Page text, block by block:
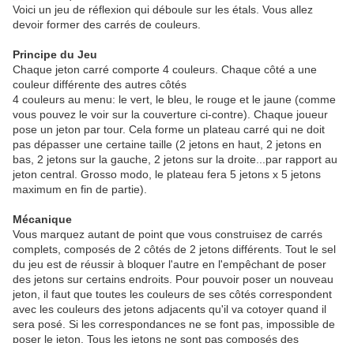
Voici un jeu de réflexion qui déboule sur les étals. Vous allez
devoir former des carrés de couleurs.
Principe du Jeu
Chaque jeton carré comporte 4 couleurs. Chaque côté a une
couleur différente des autres côtés
4 couleurs au menu: le vert, le bleu, le rouge et le jaune (comme
vous pouvez le voir sur la couverture ci-contre). Chaque joueur
pose un jeton par tour. Cela forme un plateau carré qui ne doit
pas dépasser une certaine taille (2 jetons en haut, 2 jetons en
bas, 2 jetons sur la gauche, 2 jetons sur la droite...par rapport au
jeton central. Grosso modo, le plateau fera 5 jetons x 5 jetons
maximum en fin de partie).
Mécanique
Vous marquez autant de point que vous construisez de carrés
complets, composés de 2 côtés de 2 jetons différents. Tout le sel
du jeu est de réussir à bloquer l'autre en l'empêchant de poser
des jetons sur certains endroits. Pour pouvoir poser un nouveau
jeton, il faut que toutes les couleurs de ses côtés correspondent
avec les couleurs des jetons adjacents qu'il va cotoyer quand il
sera posé. Si les correspondances ne se font pas, impossible de
poser le jeton. Tous les jetons ne sont pas composés des